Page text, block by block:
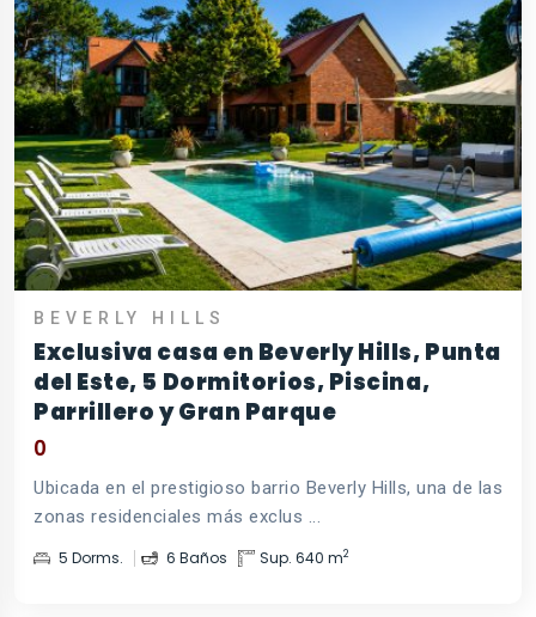
BEVERLY HILLS
Exclusiva casa en Beverly Hills, Punta
del Este, 5 Dormitorios, Piscina,
Parrillero y Gran Parque
0
Ubicada en el prestigioso barrio Beverly Hills, una de las
zonas residenciales más exclus ...
5 Dorms. 6 Baños Sup. 640 m2